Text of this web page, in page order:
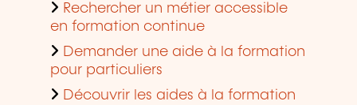
Rechercher un métier accessible
en formation continue
Demander une aide à la formation
pour particuliers
Découvrir les aides à la formation